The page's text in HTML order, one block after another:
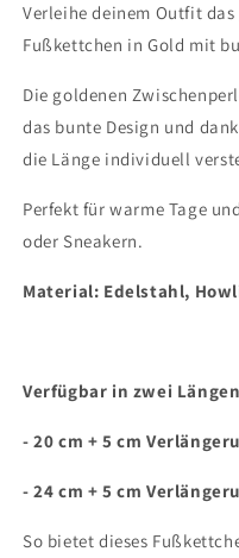
Gold
mit
Howlith
Perlen,
Edelstahl
Gold
mit
Howlith
Verleihe deinem Outfit
Fußkettchen in Gold mit
Die goldenen
das bunte Design und
die Länge individuell
Perfekt für warme Tage
oder Sneakern.
Material: Edelstahl,
Verfügbar in zwei
- 20 cm + 5 cm
- 24 cm + 5 cm
So bietet dieses